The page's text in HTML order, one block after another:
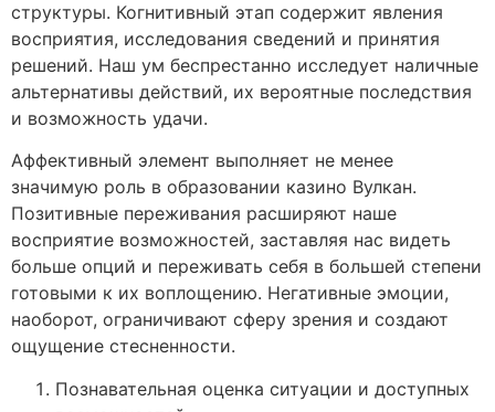
структуры. Когнитивный этап содержит явления
восприятия, исследования сведений и принятия
решений. Наш ум беспрестанно исследует наличные
альтернативы действий, их вероятные последствия
и возможность удачи.
Аффективный элемент выполняет не менее
значимую роль в образовании казино Вулкан.
Позитивные переживания расширяют наше
восприятие возможностей, заставляя нас видеть
больше опций и переживать себя в большей степени
готовыми к их воплощению. Негативные эмоции,
наоборот, ограничивают сферу зрения и создают
ощущение стесненности.
Познавательная оценка ситуации и доступных